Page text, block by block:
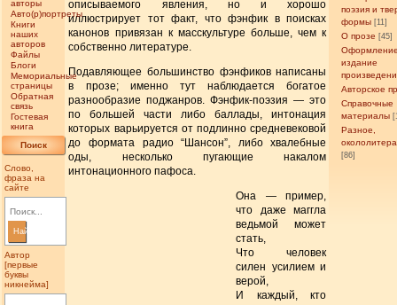
авторы
Авто(р)портреты
Книги
наших
авторов
Файлы
Блоги
Мемориальные
страницы
Обратная
связь
Гостевая
книга
Поиск
Слово,
фраза на
сайте
Найти
Автор
[первые
буквы
никнейма]
поэзия и
формы [11]
О прозе [45]
издание
Авторское
Справочные
материалы
Разное,
[86]
описываемого явления, но и хорошо
иллюстрирует тот факт, что фэнфик в поисках
канонов привязан к масскультуре больше, чем к
собственно литературе.
Подавляющее большинство фэнфиков написаны
в прозе; именно тут наблюдается богатое
разнообразие поджанров. Фэнфик-поэзия — это
по большей части либо баллады, интонация
которых варьируется от подлинно средневековой
до формата радио “Шансон”, либо хвалебные
оды, несколько пугающие накалом
интонационного пафоса.
Она — пример,
что даже маггла
ведьмой может
стать,
Что человек
силен усилием и
верой,
И каждый, кто